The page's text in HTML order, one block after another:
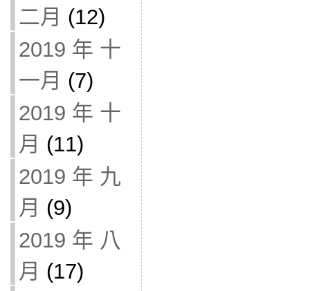
二月 (12)
2019 年 十
一月 (7)
2019 年 十
月 (11)
2019 年 九
月 (9)
2019 年 八
月 (17)